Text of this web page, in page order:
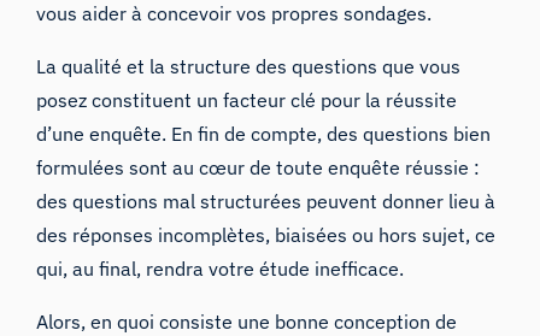
vous aider à concevoir vos propres sondages.
La qualité et la structure des questions que vous
posez constituent un facteur clé pour la réussite
d’une enquête. En fin de compte, des questions bien
formulées sont au cœur de toute enquête réussie :
des questions mal structurées peuvent donner lieu à
des réponses incomplètes, biaisées ou hors sujet, ce
qui, au final, rendra votre étude inefficace.
Alors, en quoi consiste une bonne conception de